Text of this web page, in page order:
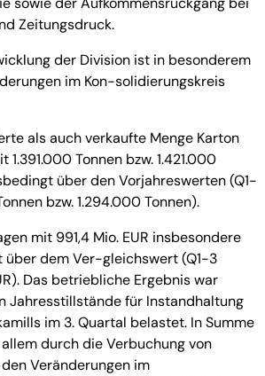
Zeitungsdruck.
der Division ist in besonderem
im Kon-solidierungskreis
als auch verkaufte Menge Karton
1.391.000 Tonnen bzw. 1.421.000
über den Vorjahreswerten (Q1-
bzw. 1.294.000 Tonnen).
mit 991,4 Mio. EUR insbesondere
dem Ver-gleichswert (Q1-3
Das betriebliche Ergebnis war
Jahresstillstände für Instandhaltung
im 3. Quartal belastet. In Summe
durch die Verbuchung von
Veränderungen im